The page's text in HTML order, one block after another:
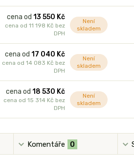
cena od 13 550 Kč
cena od 11 198 Kč bez
DPH
Není
skladem
cena od 17 040 Kč
cena od 14 083 Kč bez
DPH
Není
skladem
cena od 18 530 Kč
cena od 15 314 Kč bez
DPH
Není
skladem
Komentáře 0